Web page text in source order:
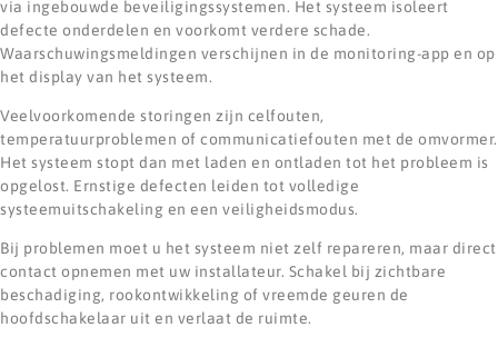
via ingebouwde beveiligingssystemen. Het systeem isoleert
defecte onderdelen en voorkomt verdere schade.
Waarschuwingsmeldingen verschijnen in de monitoring-app en op
het display van het systeem.
Veelvoorkomende storingen zijn celfouten,
temperatuurproblemen of communicatiefouten met de omvormer.
Het systeem stopt dan met laden en ontladen tot het probleem is
opgelost. Ernstige defecten leiden tot volledige
systeemuitschakeling en een veiligheidsmodus.
Bij problemen moet u het systeem niet zelf repareren, maar direct
contact opnemen met uw installateur. Schakel bij zichtbare
beschadiging, rookontwikkeling of vreemde geuren de
hoofdschakelaar uit en verlaat de ruimte.